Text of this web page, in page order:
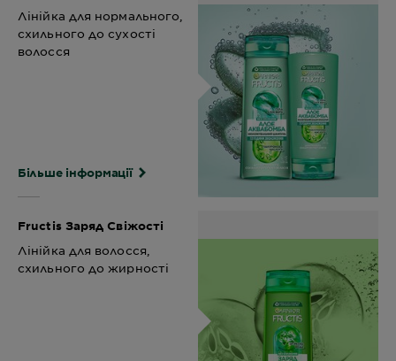
Лінійка для нормального,
схильного до сухості
волосся
Більше інформації
Fructis Заряд Свіжості
Лінійка для волосся,
схильного до жирності